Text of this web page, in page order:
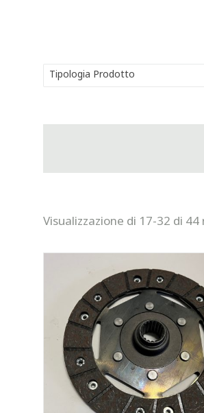
Tipologia Prodotto
Visualizzazione di 17-32 di